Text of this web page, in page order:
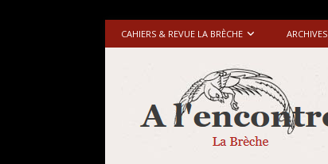
CAHIERS & REVUE LA BRÈCHE ARCHIVES